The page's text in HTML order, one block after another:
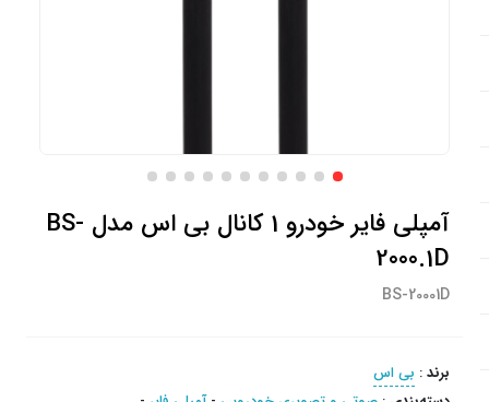
آمپلی فایر خودرو 1 کانال بی اس مدل BS-
2000.1D
BS-20001D
برند:بی اس